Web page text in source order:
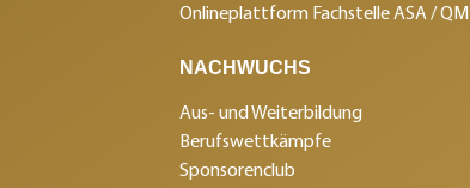
Onlineplattform Fachstelle ASA / QM
NACHWUCHS
Aus- und Weiterbildung
Berufswettkämpfe
Sponsorenclub